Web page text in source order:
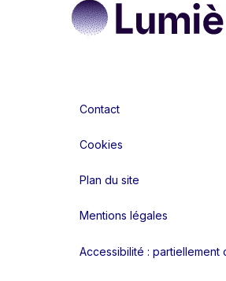
Contact
Cookies
Plan du site
Mentions légales
Accessibilité : partiellement